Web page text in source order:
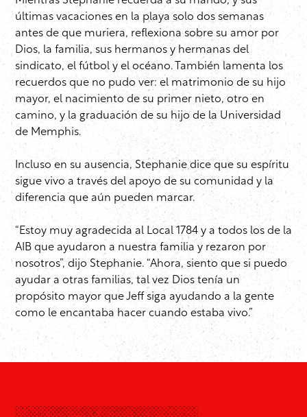
últimas vacaciones en la playa solo dos semanas
antes de que muriera, reflexiona sobre su amor por
Dios, la familia, sus hermanos y hermanas del
sindicato, el fútbol y el océano. También lamenta los
recuerdos que no pudo ver: el matrimonio de su hijo
mayor, el nacimiento de su primer nieto, otro en
camino, y la graduación de su hijo de la Universidad
de Memphis.
Incluso en su ausencia, Stephanie dice que su espíritu
sigue vivo a través del apoyo de su comunidad y la
diferencia que aún pueden marcar.
“Estoy muy agradecida al Local 1784 y a todos los de la
AIB que ayudaron a nuestra familia y rezaron por
nosotros”, dijo Stephanie. “Ahora, siento que si puedo
ayudar a otras familias, tal vez Dios tenía un
propósito mayor que Jeff siga ayudando a la gente
como le encantaba hacer cuando estaba vivo.”